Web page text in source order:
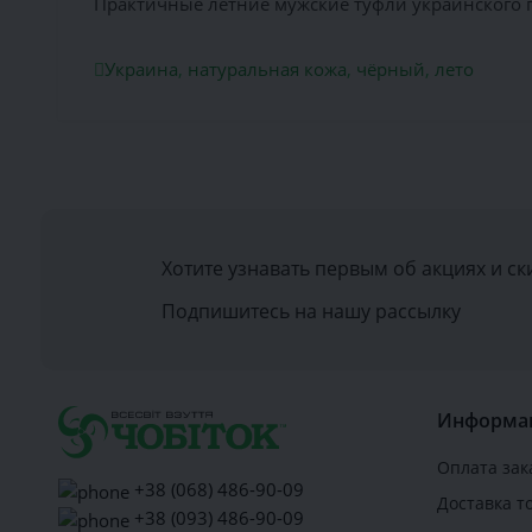
Украина, натуральная кожа, чёрный, лето
Хотите узнавать первым об акциях и
Подпишитесь на нашу рассылку
+38 (068) 486-90-09
+38 (093) 486-90-09
Оплата
Доставка